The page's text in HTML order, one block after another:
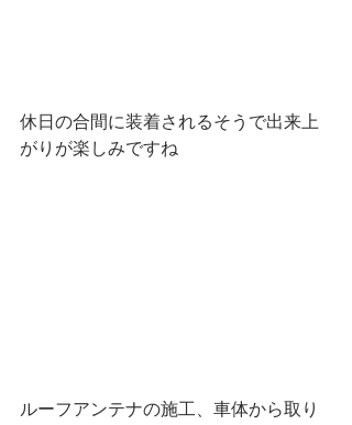
休日の合間に装着されるそうで出来上
がりが楽しみですね
ルーフアンテナの施工、車体から取り